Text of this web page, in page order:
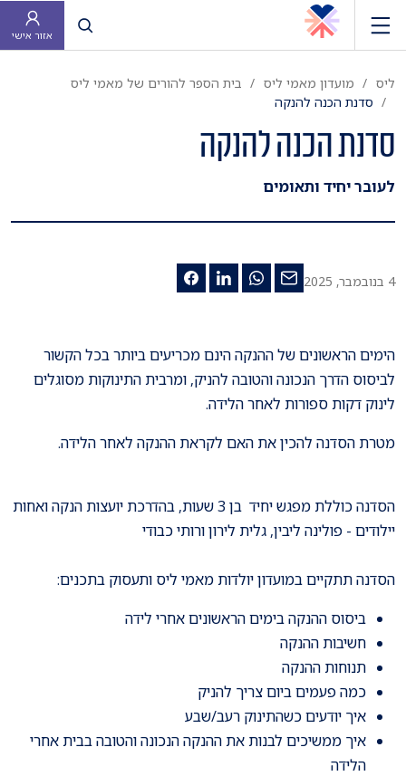
פתח חיפוש
אזור אישי
ליס מועדון מאמי ליס
בית הספר להורים של מאמי ליס
סדנת הכנה להנקה
סדנת הכנה להנקה
לעובר יחיד ותאומים
4 בנובמבר, 2025
הימים הראשונים של ההנקה הינם מכריעים ביותר בכל הקשור
לביסוס הדרך הנכונה והטובה להניק, ומרבית התינוקות מסוגלים
לינוק דקות ספורות לאחר הלידה.
מטרת הסדנה להכין את האם לקראת ההנקה לאחר הלידה.
הסדנה כוללת מפגש יחיד בן 3 שעות, בהדרכת
יועצות הנקה ואחות
יילודים - פולינה ליבין, גלית לירון ורותי כבודי
הסדנה תתקיים במועדון יולדות מאמי ליס ותעסוק בתכנים:
ביסוס ההנקה בימים הראשונים אחרי לידה
חשיבות ההנקה
תנוחות ההנקה
כמה פעמים ביום צריך להניק
איך יודעים כשהתינוק רעב/שבע
איך ממשיכים לבנות את ההנקה הנכונה והטובה בבית אחרי
הלידה